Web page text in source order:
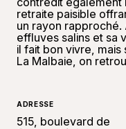
retraite paisible
un rayon
effluves salins et sa
il fait bon vivre,
La Malbaie, on
ADRESSE
515, boulevard de